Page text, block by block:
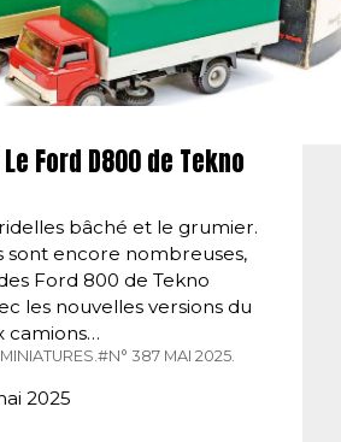
Le Ford D800 de Tekno
bâché et le grumier.
sont encore nombreuses,
Ford 800 de Tekno
les nouvelles versions du
camions…
#N° 387 MAI 2025.
2025